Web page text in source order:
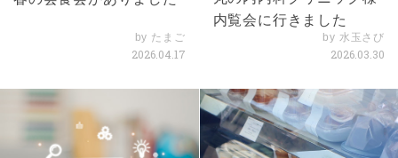
by たまご
2026.04.17
内覧会に行きました
by 水玉さび
2026.03.30